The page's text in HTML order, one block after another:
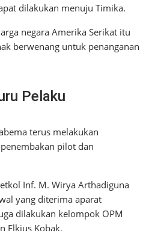
dilakukan menuju Timika.
negara Amerika Serikat itu
berwenang untuk penanganan
Pelaku
terus melakukan
pilot dan
Inf. M. Wirya Arthadiguna
yang diterima aparat
dilakukan kelompok OPM
Elkius Kobak.